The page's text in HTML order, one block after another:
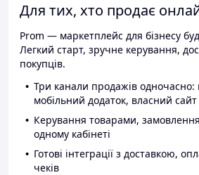
Для тих, хто продає
Prom — маркетплейс для бізнесу
Легкий старт, зручне керування,
покупців.
Три канали продажів одночасно:
мобільний додаток, власний сайт
Керування товарами,
одному кабінеті
Готові інтеграції з доставкою,
чеків